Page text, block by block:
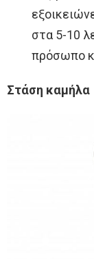
στα 5-10
πρόσωπο
Στάση καμήλα